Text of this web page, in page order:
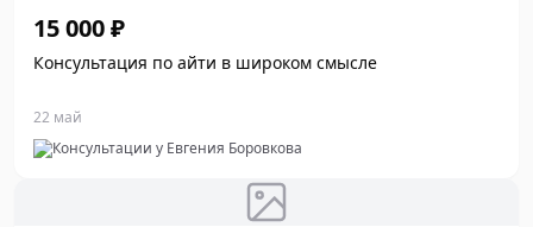
15 000 ₽
Консультация по айти в широком смысле
22 май
Консультации у Евгения Боровкова